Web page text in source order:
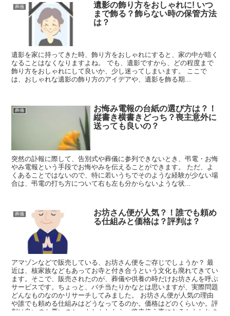
葬儀
遺影の飾り方をおしゃれに! いつ
まで飾る？飾らない時の保管方法
は？
遺影を家に持ってきた時、飾り方をおしゃれにすると、家の中が暗く
なることはなくなりますよね。 でも、遺影ですから、どの程度まで
飾り方をおしゃれにして良いか、少し迷ってしまいます。 ここで
は、おしゃれな遺影の飾り方のアイデアや、遺影を飾る期...
葬儀
お悔み電報の台紙の選び方は？！
縦書き横書きどっち？喪主意外に
送っても良いの？
突然の訃報に際して、告別式や葬儀に参列できないとき、弔電・お悔
やみ電報という手段でお悔やみを伝えることができます。 ただ、よ
くあることではないので、特に若いうちでそのような経験が少ない場
合は、弔電の打ち方について右も左も分からないような状...
葬儀
お坊さん便が人気？！誰でも頼め
る仕組みと価格は？評判は？
アマゾンなどで販売している、お坊さん便をご存じでしょうか？ 最
近は、核家族などもあってお寺と付き合うという文化も廃れてきてい
ます。そこで、販売されたのが、葬儀や供養の時だけお坊さんを呼ぶ
サービスです。ちょっと、バチ当たりかなとは思いますが、実際問題
どんなものなのかリサーチしてみました。 お坊さん便が人気の理由
や誰でも頼める仕組みはどうなってるのか。価格はどのくらいか。評
判は良いのか悪いのか。もしかしたら、将来使う事になるかもしれま